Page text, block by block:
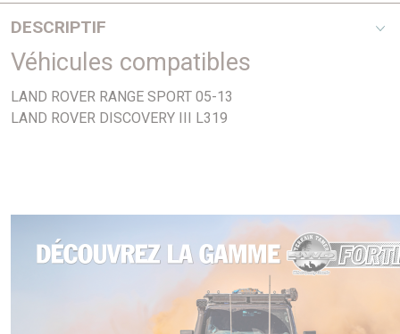
DESCRIPTIF
V8 - Diamètre 337mm
Véhicules compatibles
LAND ROVER RANGE SPORT 05-13
LAND ROVER DISCOVERY III L319